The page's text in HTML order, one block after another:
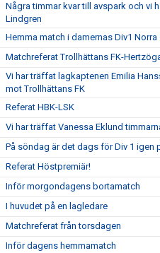
Några timmar kvar till avspark och vi
Lindgren
Hemma match i damernas Div1 Norra
Matchreferat Trollhättans FK-
Vi har träffat lagkaptenen Emilia
mot Trollhättans FK
Referat HBK-LSK
Vi har träffat Vanessa Eklund
På söndag är det dags för Div 1 igen
Referat Höstpremiär!
Inför morgondagens bortamatch
I huvudet på en lagledare
Matchreferat från torsdagen
Inför dagens hemmamatch